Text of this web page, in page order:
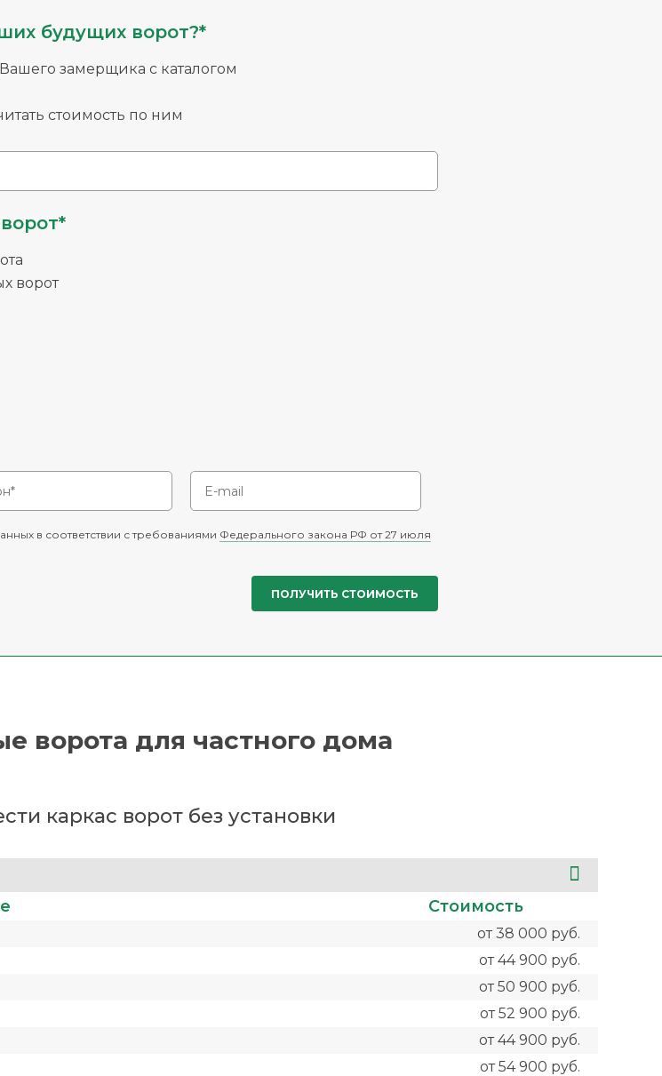
будущих ворот?*
замерщика с каталогом
стоимость по ним
ворот
в соответствии с требованиями Федерального закона РФ от 27 июля
ворота для частного дома
каркас ворот без установки
Стоимость
от 38 000 руб.
от 44 900 руб.
от 50 900 руб.
от 52 900 руб.
от 44 900 руб.
от 54 900 руб.